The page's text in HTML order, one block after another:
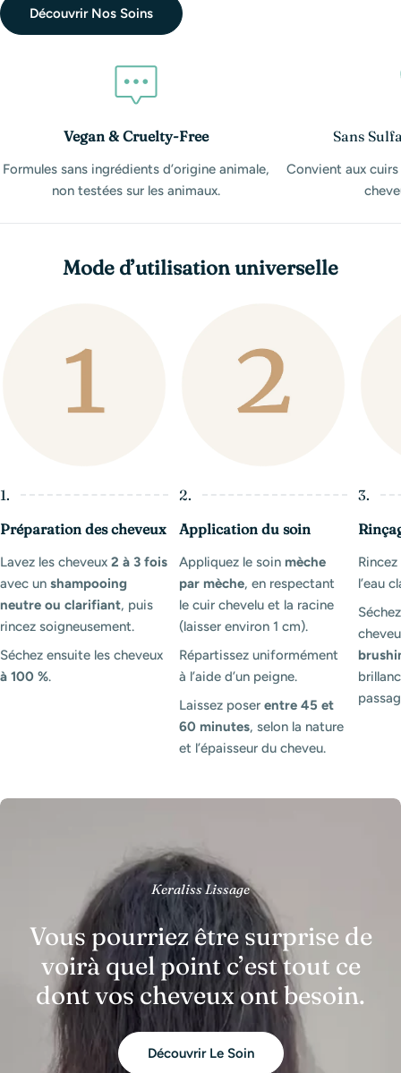
Découvrir Nos Soins
Vegan & Cruelty-Free
Formules sans ingrédients d’origine animale,
non testées sur les animaux.
Sans
Convient aux
Mode d’utilisation universelle
1.
Préparation des cheveux
Lavez les cheveux 2 à 3 fois
avec un shampooing
neutre ou clarifiant, puis
rincez soigneusement.
Séchez ensuite les cheveux
à 100 %.
2.
Application du soin
Appliquez le soinmèche
par mèche, en respectant
le cuir chevelu et la racine
(laisser environ 1 cm).
Répartissez uniformément
à l’aide d’un peigne.
Laissez poserentre 45 et
60 minutes, selon la nature
et l’épaisseur du cheveu.
3.
l’eau
Keraliss Lissage
Vous pourriez être surprise de
voirà quel point c’est tout ce
dont vos cheveux ont besoin.
Découvrir Le Soin